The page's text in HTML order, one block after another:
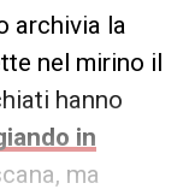
archivia la
nel mirino il
hanno
in
ma